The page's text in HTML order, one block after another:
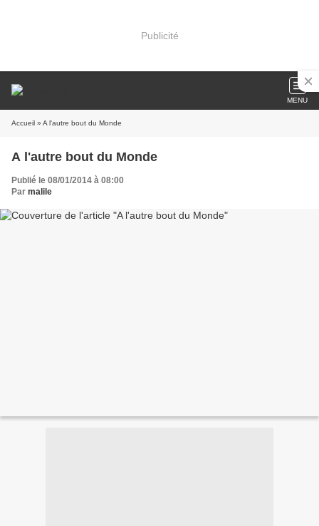
Publicité
MENU
Accueil » A l'autre bout du Monde
A l'autre bout du Monde
Publié le 08/01/2014 à 08:00
Par malile